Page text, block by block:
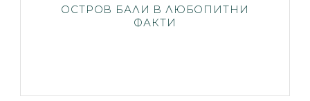
ОСТРОВ БАЛИ В ЛЮБОПИТНИ
ФАКТИ